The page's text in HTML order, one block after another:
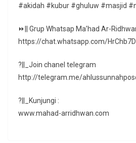
#akidah #kubur #ghuluw #masjid
⏩|| Grup Whatsap Ma’had Ar-
https://chat.whatsapp.com/
?||_Join chanel telegram
http://telegram.me/
?||_Kunjungi :
www.mahad-arridhwan.com